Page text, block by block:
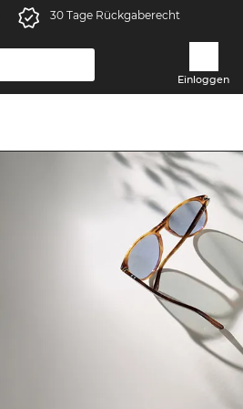
30 Tage Rückgaberecht
Einloggen